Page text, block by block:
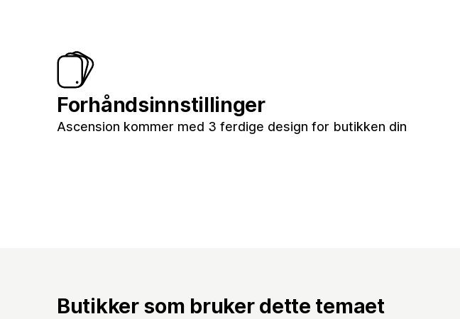
Forhåndsinnstillinger
Ascension kommer med 3 ferdige design for butikken din
Butikker som bruker dette temaet